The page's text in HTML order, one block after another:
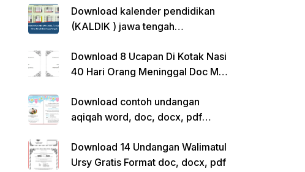
Download kalender pendidikan
(KALDIK ) jawa tengah
Download 8 Ucapan Di Kotak Nasi
40 Hari Orang Meninggal Doc Ms.
Download contoh undangan
aqiqah word, doc, docx, pdf
Download 14 Undangan Walimatul
Ursy Gratis Format doc, docx, pdf